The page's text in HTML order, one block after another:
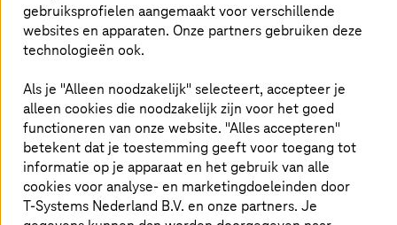
gebruiksprofielen aangemaakt voor verschillende
websites en apparaten. Onze partners gebruiken deze
technologieën ook.
Als je "Alleen noodzakelijk" selecteert, accepteer je
alleen cookies die noodzakelijk zijn voor het goed
functioneren van onze website. "Alles accepteren"
betekent dat je toestemming geeft voor toegang tot
informatie op je apparaat en het gebruik van alle
cookies voor analyse- en marketingdoeleinden door
T-Systems Nederland B.V. en onze partners. Je